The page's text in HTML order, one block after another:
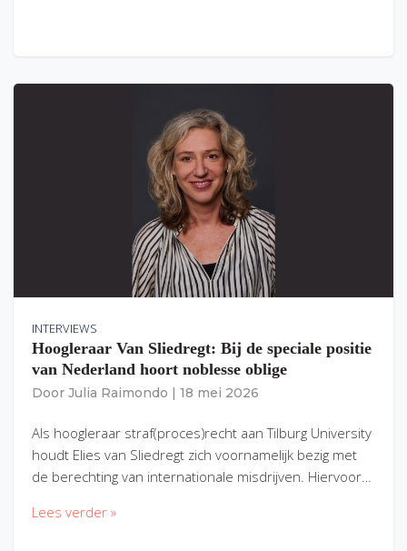
INTERVIEWS
Hoogleraar Van Sliedregt: Bij de speciale positie
van Nederland hoort noblesse oblige
Door Julia Raimondo 18 mei 2026
Als hoogleraar straf(proces)recht aan Tilburg University
houdt Elies van Sliedregt zich voornamelijk bezig met
de berechting van internationale misdrijven. Hiervoor…
Lees verder »